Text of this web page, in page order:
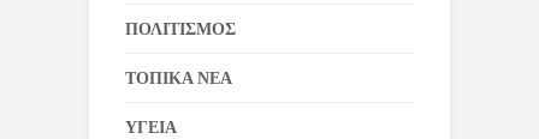
ΠΟΛΙΤΙΣΜΟΣ
ΤΟΠΙΚΑ ΝΕΑ
ΥΓΕΙΑ